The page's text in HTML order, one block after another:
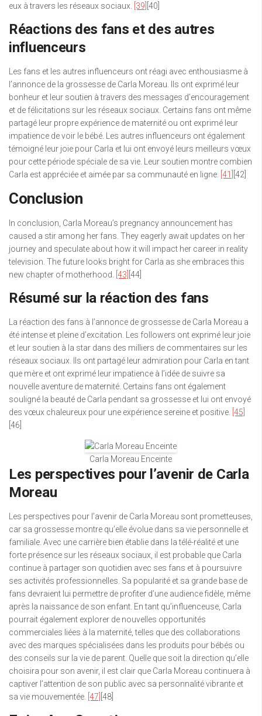
eux à travers les réseaux sociaux.
[39] [40]
Réactions des fans et des autres
influenceurs
Les fans et les autres influenceurs ont réagi avec enthousiasme à
l’annonce de la grossesse de Carla Moreau. Ils ont exprimé leur
bonheur et leur soutien à travers des messages d’encouragement
et de félicitations sur les réseaux sociaux. Certains fans ont même
partagé leur propre expérience de maternité ou ont exprimé leur
impatience de voir le bébé. Les autres influenceurs ont également
témoigné leur joie pour Carla et lui ont envoyé leurs meilleurs vœux
pour cette période spéciale de sa vie. Leur soutien montre combien
Carla est appréciée et aimée par sa communauté en ligne. [41] [42]
Conclusion
In conclusion, Carla Moreau’s pregnancy announcement has
caused a stir among her fans. They eagerly await updates on her
journey and speculate about how it will impact her career in reality
television. The future looks bright for Carla as she embraces this
new chapter of motherhood.
[43] [44]
Résumé sur la réaction des fans
La réaction des fans à l’annonce de grossesse de Carla Moreau a
été intense et pleine d’excitation. Les followers ont exprimé leur joie
et leur soutien à la star dans des milliers de commentaires sur les
réseaux sociaux. Ils ont partagé leur admiration pour Carla en tant
que mère et ont exprimé leur impatience à l’idée de suivre sa
nouvelle aventure de maternité. Certains fans ont également
souligné la beauté de Carla pendant sa grossesse et lui ont envoyé
des vœux chaleureux pour une expérience sereine et positive. [45]
[46]
Carla Moreau Enceinte
Les perspectives pour l’avenir de Carla
Moreau
Les perspectives pour l’avenir de Carla Moreau sont prometteuses,
car sa grossesse montre qu’elle évolue dans sa vie personnelle et
familiale. Avec une carrière bien établie dans la télé-réalité et une
forte présence sur les réseaux sociaux, il est probable que Carla
continue à partager son quotidien avec ses fans et à poursuivre
ses activités professionnelles. Sa popularité et sa grande base de
fans devraient lui permettre de profiter d’une audience fidèle, même
après la naissance de son enfant. En tant qu’influenceuse, Carla
pourrait également explorer de nouvelles opportunités
commerciales liées à la maternité, telles que des collaborations
avec des marques spécialisées dans les produits pour bébés ou
des conseils sur la vie de parent. Quelle que soit la direction qu’elle
choisira pour son avenir, il est clair que Carla Moreau continuera à
captiver l’attention de son public avec sa personnalité vibrante et
sa vie mouvementée. [47] [48]